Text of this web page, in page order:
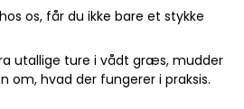
os, får du ikke bare et stykke
utallige ture i vådt græs, mudder
om, hvad der fungerer i praksis.